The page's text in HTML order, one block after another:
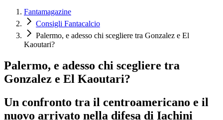
Fantamagazine
Consigli Fantacalcio
Palermo, e adesso chi scegliere tra Gonzalez e El
Kaoutari?
Palermo, e adesso chi scegliere tra
Gonzalez e El Kaoutari?
Un confronto tra il centroamericano e il
nuovo arrivato nella difesa di Iachini